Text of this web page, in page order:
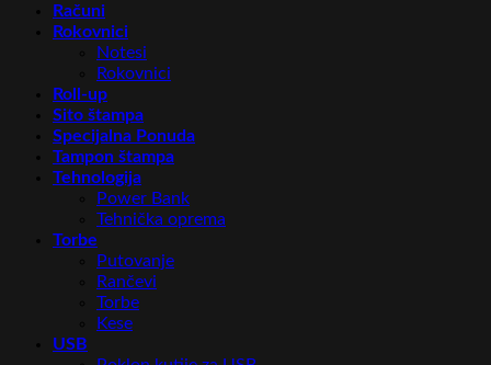
Računi
Rokovnici
Notesi
Rokovnici
Roll-up
Sito štampa
Specijalna Ponuda
Tampon štampa
Tehnologija
Power Bank
Tehnička oprema
Torbe
Putovanje
Rančevi
Torbe
Kese
USB